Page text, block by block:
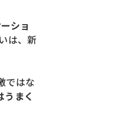
ショ
は、新
ではな
まく